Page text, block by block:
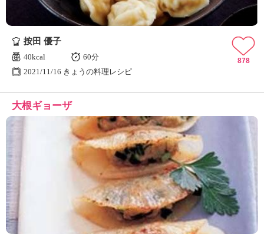
按田 優子
40kcal
60分
2021/11/16 きょうの料理レシピ
878
大根ギョーザ